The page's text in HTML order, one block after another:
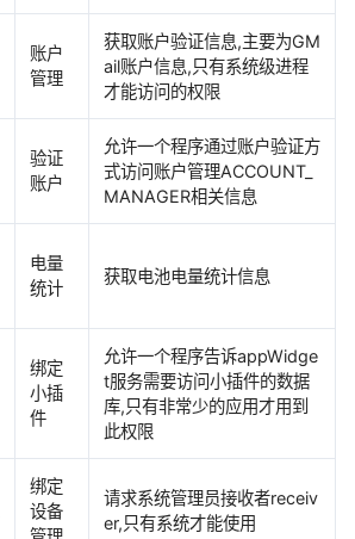
账户
管理
获取账户验证信息,主要为GM
ail账户信息,只有系统级进程
才能访问的权限
验证
账户
允许一个程序通过账户验证方
式访问账户管理ACCOUNT_
MANAGER相关信息
电量
统计
获取电池电量统计信息
绑定
小插
件
允许一个程序告诉appWidge
t服务需要访问小插件的数据
库,只有非常少的应用才用到
此权限
绑定
设备
请求系统管理员接收者receiv
er,只有系统才能使用